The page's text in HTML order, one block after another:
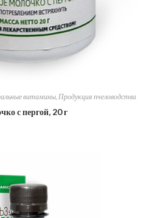
витамины,Продукция пчеловодства
с пергой, 20 г